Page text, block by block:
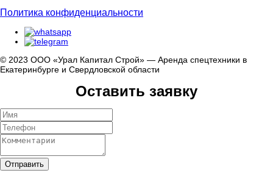
Политика конфиденциальности
© 2023 ООО «Урал Капитал Строй» — Аренда спецтехники в
Екатеринбурге и Свердловской области
Оставить заявку
Отправить